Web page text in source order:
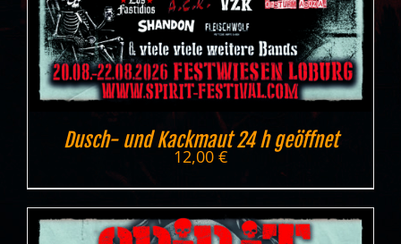
Dusch- und Kackmaut 24 h geöffnet
12,00 €